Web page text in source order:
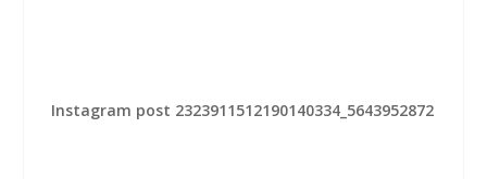
Instagram post 2323911512190140334_5643952872